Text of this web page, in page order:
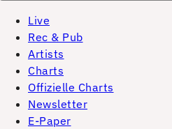
Live
Rec & Pub
Artists
Charts
Offizielle Charts
Newsletter
E-Paper